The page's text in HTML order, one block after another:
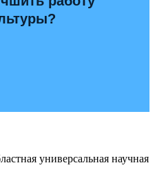
универсальная научная